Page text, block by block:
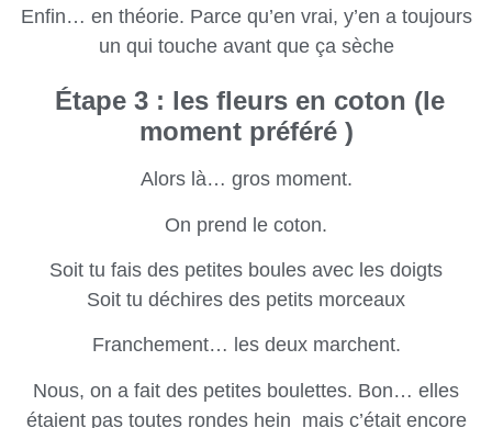
Enfin… en théorie. Parce qu’en vrai, y’en a toujours
un qui touche avant que ça sèche
Étape 3 : les fleurs en coton (le
moment préféré )
Alors là… gros moment.
On prend le coton.
Soit tu fais des petites boules avec les doigts
Soit tu déchires des petits morceaux
Franchement… les deux marchent.
Nous, on a fait des petites boulettes. Bon… elles
étaient pas toutes rondes hein mais c’était encore